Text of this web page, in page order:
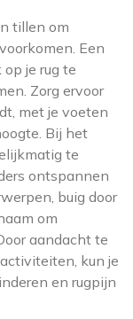
tillen om
Een
je rug te
Zorg ervoor
met je voeten
Bij het
te
ontspannen
buig door
om
aandacht te
kun je
en rugpijn